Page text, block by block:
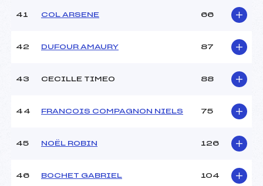
41 COL ARSENE 66
42 DUFOUR AMAURY 87
43 CECILLE TIMEO 88
44 FRANCOIS COMPAGNON NIELS 75
45 NOËL ROBIN 126
46 BOCHET GABRIEL 104